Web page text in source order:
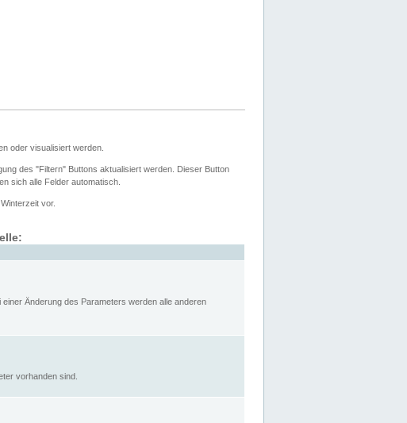
oder visualisiert werden.
des "Filtern" Buttons aktualisiert werden. Dieser Button
sich alle Felder automatisch.
vor.
Änderung des Parameters werden alle anderen
vorhanden sind.